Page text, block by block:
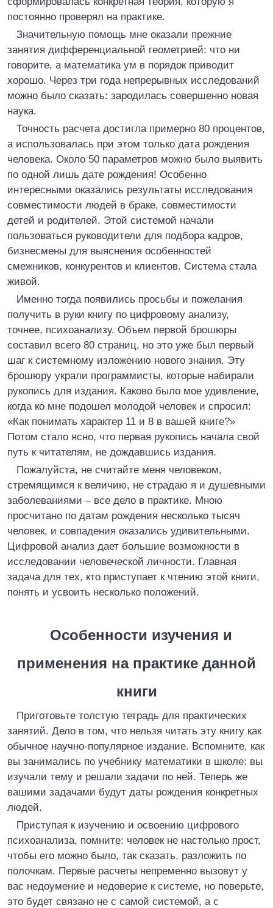
постоянно проверял на практике.
Значительную помощь мне оказали прежние
занятия дифференциальной геометрией: что ни
говорите, а математика ум в порядок приводит
хорошо. Через три года непрерывных исследований
можно было сказать: зародилась совершенно новая
наука.
Точность расчета достигла примерно 80 процентов,
а использовалась при этом только дата рождения
человека. Около 50 параметров можно было выявить
по одной лишь дате рождения! Особенно
интересными оказались результаты исследования
совместимости людей в браке, совместимости
детей и родителей. Этой системой начали
пользоваться руководители для подбора кадров,
бизнесмены для выяснения особенностей
смежников, конкурентов и клиентов. Система стала
живой.
Именно тогда появились просьбы и пожелания
получить в руки книгу по цифровому анализу,
точнее, психоанализу. Объем первой брошюры
составил всего 80 страниц, но это уже был первый
шаг к системному изложению нового знания. Эту
брошюру украли программисты, которые набирали
рукопись для издания. Каково было мое удивление,
когда ко мне подошел молодой человек и спросил:
«Как понимать характер 11 и 8 в вашей книге?»
Потом стало ясно, что первая рукопись начала свой
путь к читателям, не дождавшись издания.
Пожалуйста, не считайте меня человеком,
стремящимся к величию, не страдаю я и душевными
заболеваниями – все дело в практике. Мною
просчитано по датам рождения несколько тысяч
человек, и совпадения оказались удивительными.
Цифровой анализ дает большие возможности в
исследовании человеческой личности. Главная
задача для тех, кто приступает к чтению этой книги,
понять и усвоить несколько положений.
Особенности изучения и
применения на практике данной
книги
Приготовьте толстую тетрадь для практических
занятий. Дело в том, что нельзя читать эту книгу как
обычное научно-популярное издание. Вспомните, как
вы занимались по учебнику математики в школе: вы
изучали тему и решали задачи по ней. Теперь же
вашими задачами будут даты рождения конкретных
людей.
Приступая к изучению и освоению цифрового
психоанализа, помните: человек не настолько прост,
чтобы его можно было, так сказать, разложить по
полочкам. Первые расчеты непременно вызовут у
вас недоумение и недоверие к системе, но поверьте,
это будет связано не с самой системой, а с